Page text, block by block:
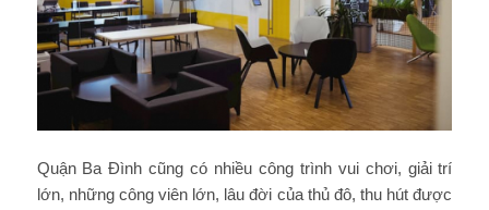
Quận Ba Đình cũng có nhiều công trình vui chơi, giải trí
lớn, những công viên lớn, lâu đời của thủ đô, thu hút được